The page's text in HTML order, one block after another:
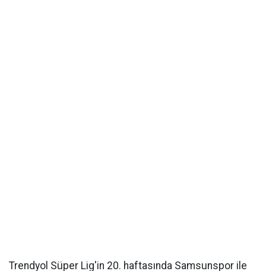
Trendyol Süper Lig'in 20. haftasında Samsunspor ile